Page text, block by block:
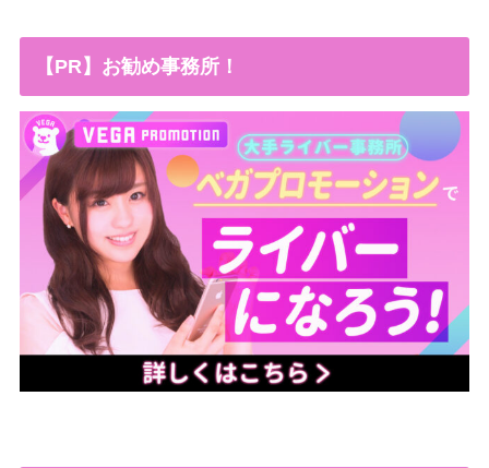
【PR】お勧め事務所！